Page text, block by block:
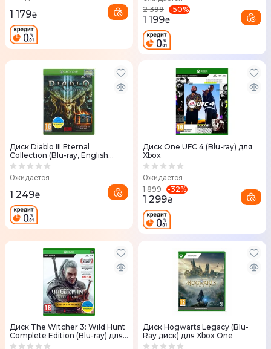
1 179₴
2 399 -50%
1 199₴
Диск Diablo III Eternal
Collection (Blu-ray, English
version) для Xbox One
Ожидается
1 249₴
Диск One UFC 4 (Blu-ray) для
Xbox
Ожидается
1 899 -32%
1 299₴
Диск The Witcher 3: Wild Hunt
Complete Edition (Blu-ray) для
Xbox Series X
Диск Hogwarts Legacy (Blu-
Ray диск) для Xbox One